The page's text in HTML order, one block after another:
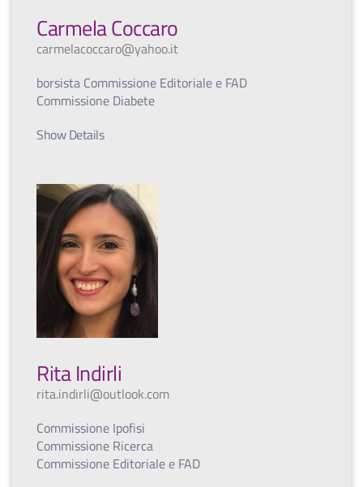
Carmela Coccaro
carmelacoccaro@yahoo.it
borsista Commissione Editoriale e FAD
Commissione Diabete
Show Details
Rita Indirli
rita.indirli@outlook.com
Commissione Ipofisi
Commissione Ricerca
Commissione Editoriale e FAD